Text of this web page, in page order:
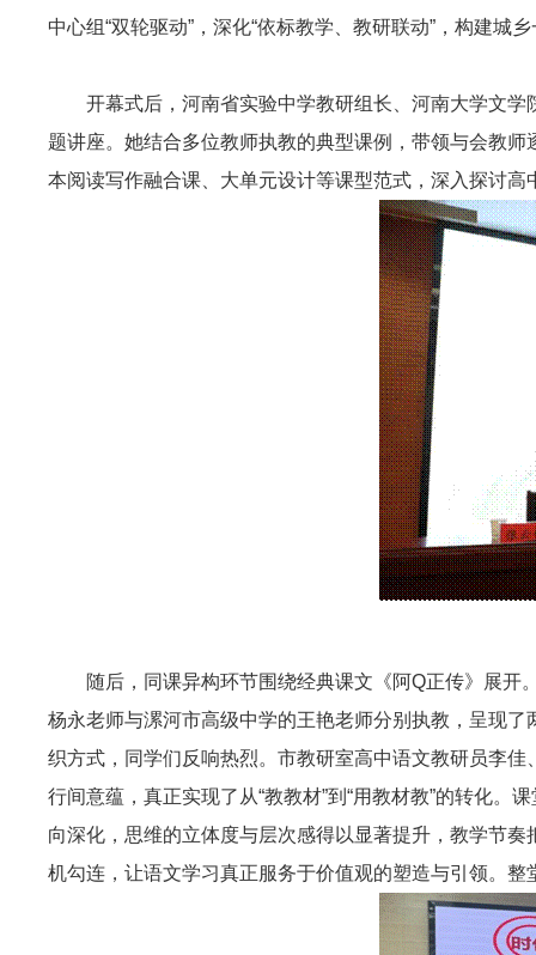
中心组“双轮驱动”，深化“依标教学、教研联动”，构建
开幕式后，河南省实验中学教研组长、河南大学文
题讲座。她结合多位教师执教的典型课例，带领与会教
本阅读写作融合课、大单元设计等课型范式，深入探讨
随后，同课异构环节围绕经典课文 《阿Q正传》
展开
杨永老师与漯河市高级中学的王艳老师分别执教，呈现
织方式，同学们反响热烈。市教研室高中语文教研员李
行间意蕴，真正实现了从“教教材”到“用教材教”的转化
向深化，思维的立体度与层次感得以显著提升，教学节
机勾连，让语文学习真正服务于价值观的塑造与引领。